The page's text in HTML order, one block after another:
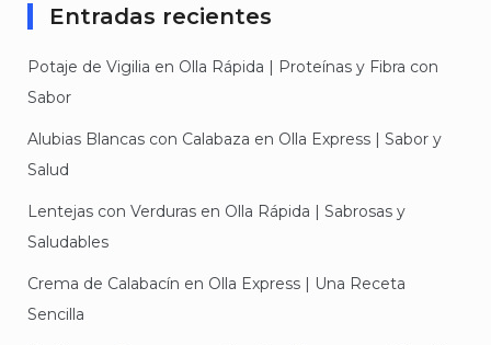
Entradas recientes
Potaje de Vigilia en Olla Rápida | Proteínas y Fibra con
Sabor
Alubias Blancas con Calabaza en Olla Express | Sabor y
Salud
Lentejas con Verduras en Olla Rápida | Sabrosas y
Saludables
Crema de Calabacín en Olla Express | Una Receta
Sencilla